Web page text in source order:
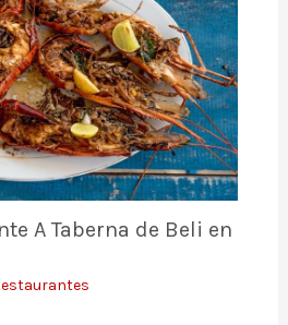
A Taberna de Beli en